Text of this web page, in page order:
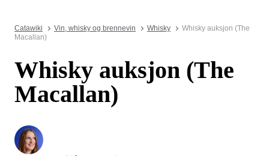
Catawiki Vin, whisky og brennevin Whisky
Whisky auksjon (The
Macallan)
Whisky auksjon (The
Macallan)